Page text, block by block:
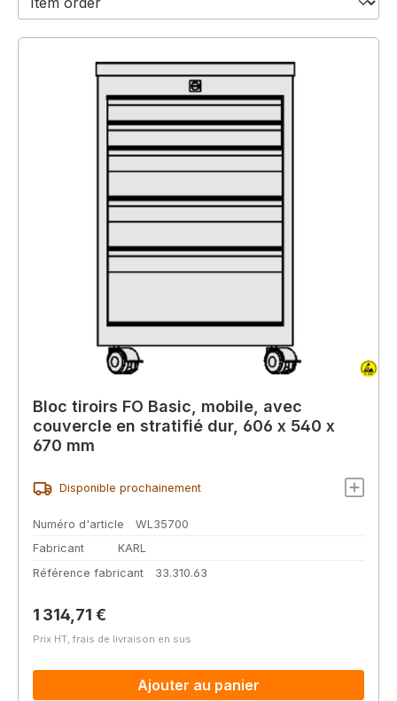
Bloc tiroirs FO Basic, mobile, avec
couvercle en stratifié dur, 606 x 540 x
670 mm
Disponible prochainement
Numéro d'article
WL35700
Fabricant
KARL
Référence fabricant
33.310.63
Prix régulier :
1 314,71 €
Prix HT, frais de livraison en sus
Ajouter au panier